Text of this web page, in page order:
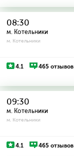
08:30
м. Котельники
м. Котельники
4.1 465 отзывов
09:30
м. Котельники
м. Котельники
4.1 465 отзывов